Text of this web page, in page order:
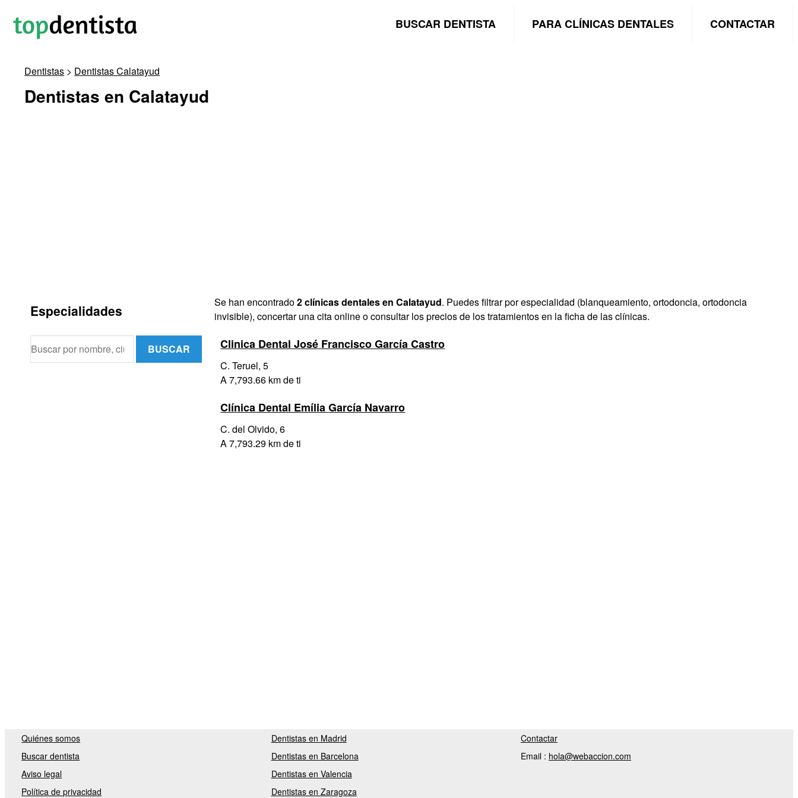
BUSCAR DENTISTA PARA CLÍNICAS DENTALES CONTACTAR
Dentistas > Dentistas Calatayud
Dentistas en Calatayud
Especialidades
BUSCAR
Se han encontrado2 clínicas dentales en Calatayud. Puedes filtrar por especialidad (blanqueamiento, ortodoncia, ortodoncia
invisible), concertar una cita online o consultar los precios de los tratamientos en la ficha de las clínicas.
Clinica Dental José Francisco García Castro
C. Teruel, 5
A 7,793.66 km de ti
Clínica Dental Emília García Navarro
C. del Olvido, 6
A 7,793.29 km de ti
Quiénes somos
Buscar dentista
Aviso legal
Política de privacidad
Dentistas en Madrid
Dentistas en Barcelona
Dentistas en Valencia
Dentistas en Zaragoza
Contactar
Email : hola@webaccion.com